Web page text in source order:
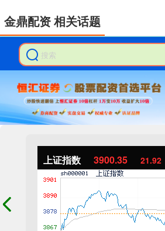
上证指数 3900.35 21.92
金鼎配资 相关话题